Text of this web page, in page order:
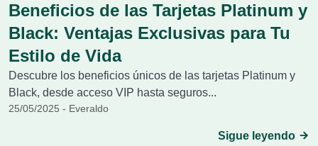
Beneficios de las Tarjetas Platinum y
Black: Ventajas Exclusivas para Tu
Estilo de Vida
Descubre los beneficios únicos de las tarjetas Platinum y
Black, desde acceso VIP hasta seguros...
25/05/2025 - Everaldo
Sigue leyendo